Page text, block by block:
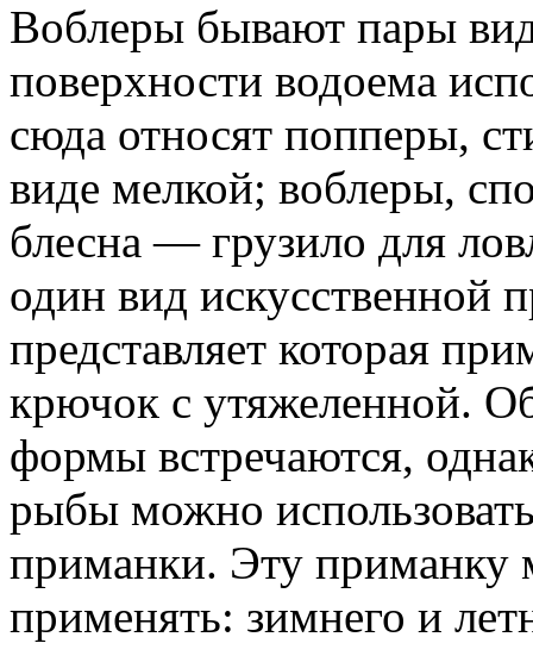
Воблеры бывают пары
поверхности водоема
сюда относят попперы,
виде мелкой; воблеры,
блесна — грузило для
один вид
представляет которая
крючок с утяжеленной.
формы встречаются,
рыбы можно
приманки. Эту приманку
применять: зимнего и